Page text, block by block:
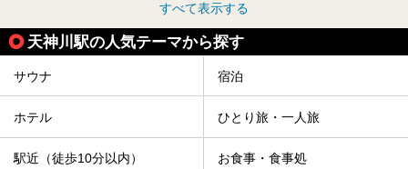
すべて表示する
天神川駅の人気テーマから探す
サウナ 宿泊
ホテル ひとり旅・一人旅
駅近（徒歩10分以内） お食事・食事処